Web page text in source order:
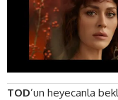
TOD’un heyecanla